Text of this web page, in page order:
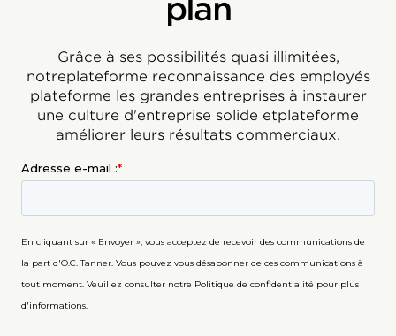
plan
Grâce à ses possibilités quasi illimitées,
notreplateforme reconnaissance des employés
plateforme les grandes entreprises à instaurer
une culture d'entreprise solide etplateforme
améliorer leurs résultats commerciaux.